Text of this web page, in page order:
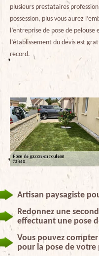
plusieurs prestataires
possession, plus vous aurez
l’entreprise de pose de pelouse
l’établissement du devis est
record.
Artisan paysagiste
Redonnez une
effectuant une pose
Vous pouvez
pour la pose de votre